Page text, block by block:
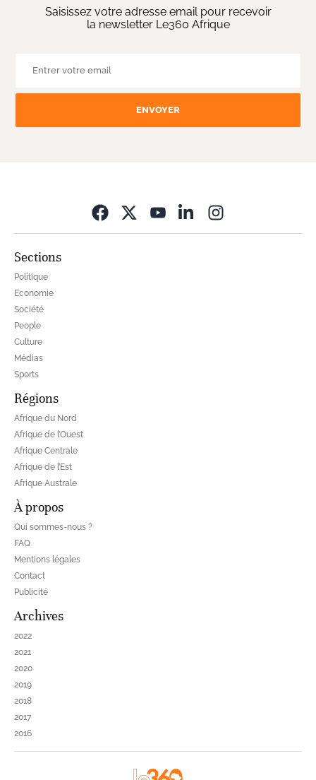
Saisissez votre adresse email pour recevoir
la newsletter Le360 Afrique
ENVOYER
Sections
Politique
Economie
Société
People
Culture
Médias
Sports
Régions
Afrique du Nord
Afrique de l’Ouest
Afrique Centrale
Afrique de l’Est
Afrique Australe
À propos
Qui sommes-nous ?
FAQ
Mentions légales
Contact
Publicité
Archives
2022
2021
2020
2019
2018
2017
2016